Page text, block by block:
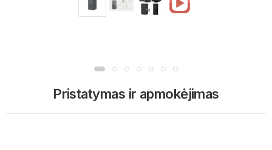
Pristatymas ir apmokėjimas